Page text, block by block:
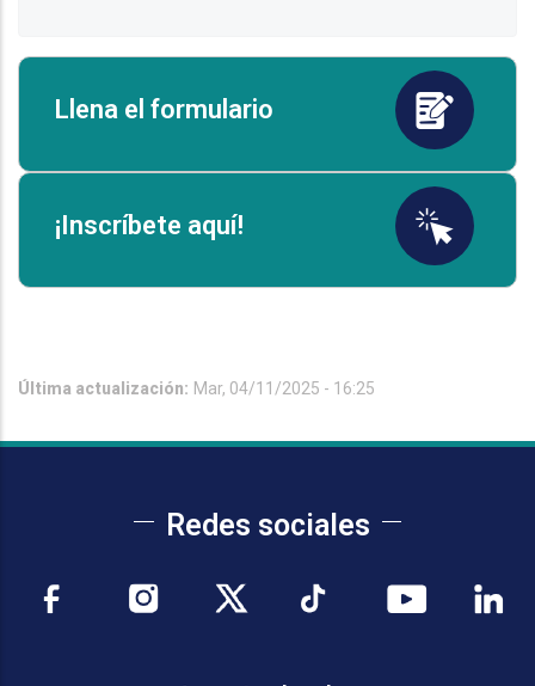
Llena el formulario
¡Inscríbete aquí!
Última actualización: Mar, 04/11/2025 - 16:25
Redes sociales